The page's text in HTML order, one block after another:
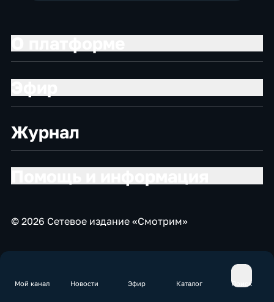
Мой канал Новости Эфир Каталог Поиск
Журнал
© 2026 Сетевое издание «Смотрим»